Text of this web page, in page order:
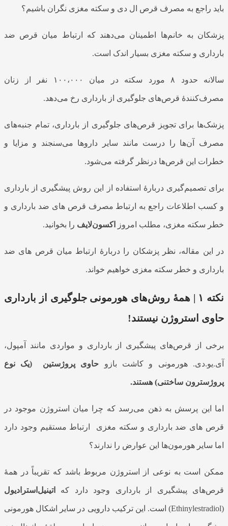
باید راجع به مصرف قرص ال دی و سکته مغزی نگران باشیم؟
پزشکان به خانم‌ها اطمینان می‌دهند که ارتباط میان قرص ضد
بارداری و سکته مغزی بسیار اندک است.
سالانه حدود ۸ مورد سکته در میان ۱۰۰،۰۰۰ نفر از زنان
مصرف‌کنندهٔ قرص‌های جلوگیری از بارداری رخ می‌دهد.
پزشک‌ها برای تجویز قرص‌های جلوگیری از بارداری، تمام جنبه‌های
مصرف آن‌ها را درست مانند سایر داروها می‌سنجند و مزایا و
خطرات این قرص‌ها درنظر گرفته می‌شود.
برای تصمیم‌گیری دربارهٔ استفاده از این روش پیشگیری از بارداری
و کسب اطلاعات راجع به ارتباط مصرف قرص های ضد بارداری و
خطر سکته مغزی، مطلب امروز اکسون‌لایف را بخوانید.
در این مقاله، نظر پزشکان را دربارهٔ ارتباط میان قرص های ضد
بارداری و خطر سکته مغزی خواهیم خواند.
نکته ۱ | همهٔ روش‌های هورمونی جلوگیری از بارداری
حاوی استروژن نیستند!
برخی از قرص‌های پیشگیری از بارداری و مواردی مانند آمپول،
آی.یو.دی. هورمونی و کاشت بازو حاوی پروژستین (یک نوع
پروژسترون ساختنی) هستند.
اما این پرسش به ذهن می‌رسد که چرا میان استروژن موجود در
قرص های ضد بارداری و سکته مغزی ارتباط مستقیم وجود دارد
اما سایر هورمون‌ها این عوارض را ندارند؟
ممکن است به نوعی از استروژن مربوط باشد که تقریباً در همهٔ
قرص‌های پیشگیری از بارداری وجود دارد که اتینیل‌استرادیول
(Ethinylestradiol) است. این ترکیب دارویی در سایر اشکال هورمونی